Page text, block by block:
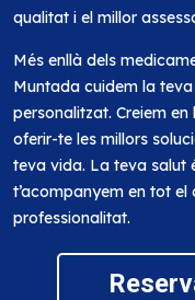
qualitat i el millor
Més enllà dels
Muntada cuidem la
personalitzat. Creiem
oferir-te les millors
teva vida. La teva salut
t’acompanyem en tot
professionalitat.